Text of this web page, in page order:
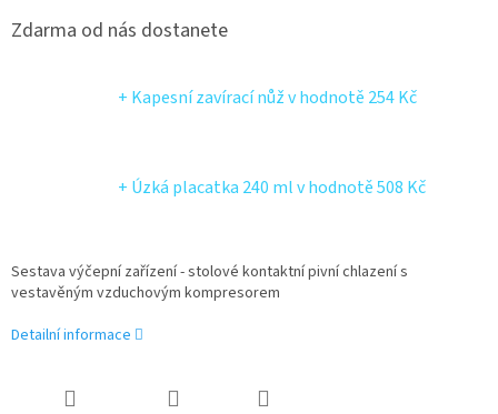
Zdarma od nás dostanete
+ Kapesní zavírací nůžv hodnotě 254 Kč
+ Úzká placatka 240 mlv hodnotě 508 Kč
Sestava výčepní zařízení - stolové kontaktní pivní chlazení s
vestavěným vzduchovým kompresorem
Detailní informace